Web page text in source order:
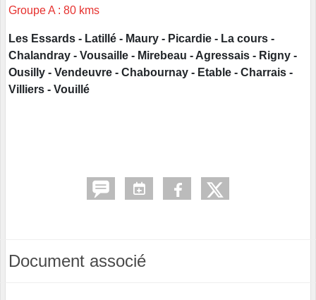
Groupe A : 80 kms
Les Essards - Latillé - Maury - Picardie - La cours -
Chalandray - Vousaille - Mirebeau - Agressais - Rigny -
Ousilly - Vendeuvre - Chabournay - Etable - Charrais -
Villiers - Vouillé
Document associé